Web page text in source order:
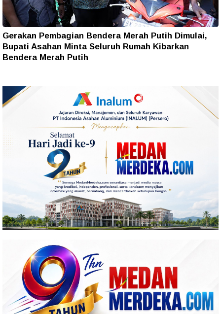
Gerakan Pembagian Bendera Merah Putih Dimulai,
Bupati Asahan Minta Seluruh Rumah Kibarkan
Bendera Merah Putih